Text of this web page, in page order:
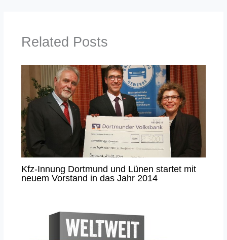
Related Posts
Kfz-Innung Dortmund und Lünen startet mit
neuem Vorstand in das Jahr 2014